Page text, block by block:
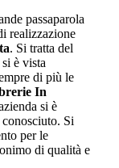
passaparola
realizzazione
. Si tratta del
è vista
di più le
In
si è
Si
per le
di qualità e